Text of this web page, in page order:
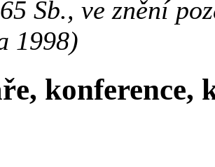
Sb., ve znění
1998)
konference,